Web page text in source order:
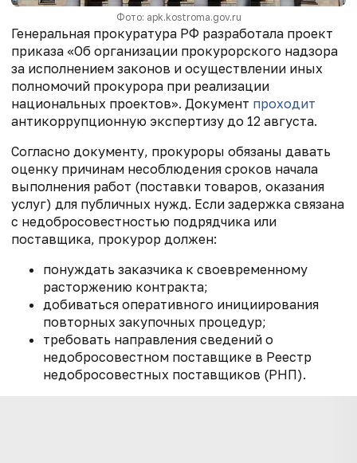
Фото: apk.kostroma.gov.ru
Генеральная прокуратура РФ разработала проект
приказа «Об организации прокурорского надзора
за исполнением законов и осуществлении иных
полномочий прокурора при реализации
национальных проектов». Документ проходит
антикоррупционную экспертизу до 12 августа.
Согласно документу, прокуроры обязаны давать
оценку причинам несоблюдения сроков начала
выполнения работ (поставки товаров, оказания
услуг) для публичных нужд. Если задержка связана
с недобросовестностью подрядчика или
поставщика, прокурор должен:
понуждать заказчика к своевременному
расторжению контракта;
добиваться оперативного инициирования
повторных закупочных процедур;
требовать направления сведений о
недобросовестном поставщике в Реестр
недобросовестных поставщиков (РНП).